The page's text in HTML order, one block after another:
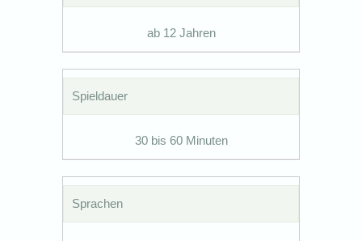
ab 12 Jahren
Spieldauer
30 bis 60 Minuten
Sprachen